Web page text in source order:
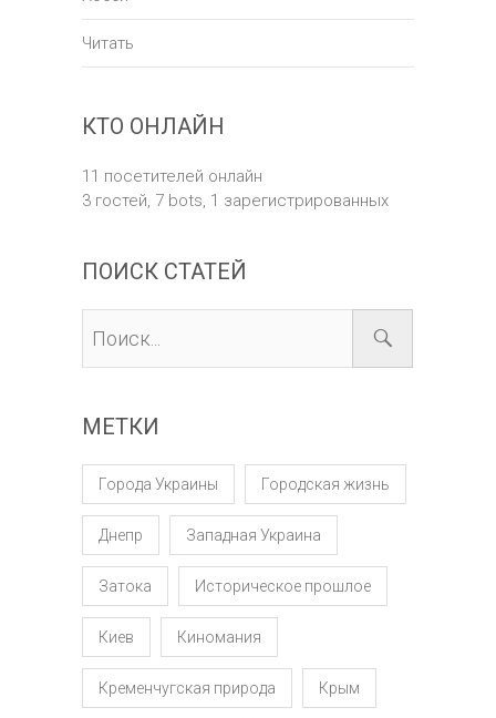
Читать
КТО ОНЛАЙН
11 посетителей онлайн
3 гостей, 7 bots, 1 зарегистрированных
ПОИСК СТАТЕЙ
МЕТКИ
Города Украины Городская жизнь
Днепр Западная Украина
Затока Историческое прошлое
Киев Киномания
Кременчугская природа Крым